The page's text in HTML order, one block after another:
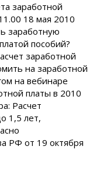
заработной
18 мая 2010
заработную
пособий?
заработной
на заработной
на вебинаре
платы в 2010
Расчет
1,5 лет,
РФ от 19 октября